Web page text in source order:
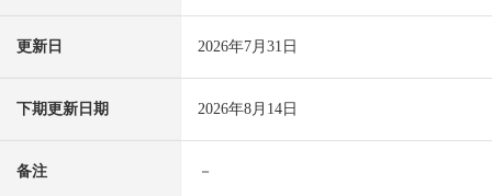
更新日 2026年7月31日
下期更新日期 2026年8月14日
备注 －